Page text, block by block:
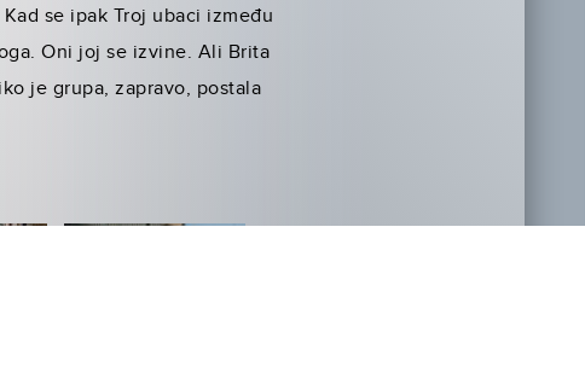
se ipak Troj ubaci između
Oni joj se izvine. Ali Brita
je grupa, zapravo, postala